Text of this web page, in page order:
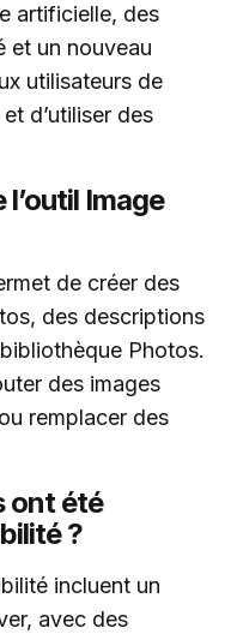
artificielle, des
et un nouveau
utilisateurs de
d’utiliser des
Image
de créer des
des descriptions
Photos.
des images
remplacer des
ont été
?
incluent un
avec des